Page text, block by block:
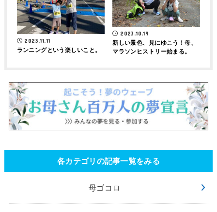
2023.11.11
ランニングという楽しいこと。
2023.10.19
新しい景色、見にゆこう！母、
マラソンヒストリー始まる。
各カテゴリの記事一覧をみる
母ゴコロ